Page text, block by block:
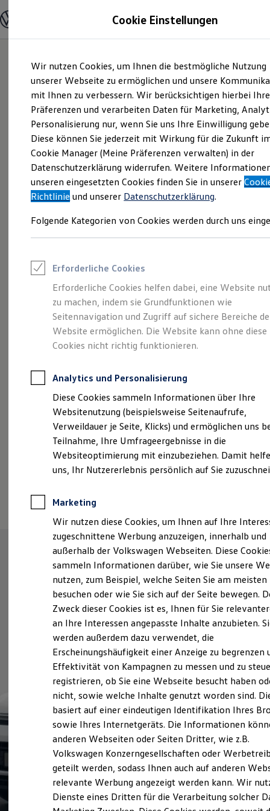
Hauptinhalt
springen
Footer
springen
Modelle und Konfigurator
Modelle vergleichen
Elektroautos
ENERGY Sondermodelle
Nutzfahrzeuge
SUV und CUV
Familienautos
Kombis
Kompaktwagen
Sportwagen
Schnell verfügbare Fahrzeuge
Angebote und Produkte
Aktuelle Angebote
E-Auto-Förderung
Volkswagen Marktplatz
Junge Gebrauchtwagen und Gebrauchtwagen
Saisonangebote
Leasing
Leasing-Angebote
Gebrauchtwagen Leasing
Junge Gebrauchtwagen-Leasing
Elektroauto Leasing
Kleinwagen-Leasing
Leasing ohne Anzahlung
Autokredit mit Schlussrate
Versicherungen und Garantien
Kfz-Versicherung
Restschuldversicherungen
Garantien
Wartungsverträge
Geschäftskunden
Professional Class bei Volkswagen
Großkunden
Behörden
Anpfiff zum Gewinn
Elektroautos
ID. Tutorials
Elektrofahrzeugkonzepte
Reichweite
Reichweite der ID. Modelle
Reichweite im Winter
Laden
Laden unterwegs
Laden Zuhause
Ladezeitensimulator
Batterie
Sicherheit
Garantie und Lebensdauer
Nachhaltigkeit
Technologie
Kosten und Kauf
Verbrauchskosten
Kaufoptionen
E-Auto-Förderung
Software und Konnektivität
Die ID. Software 6
ID. Software Versionen und Updates
Digitale Extras
Schnittstellen zu Ihrem ID.
Abenteuer Leben. Der
Tiguan.
Cookie Einstellungen
Wir nutzen Cookies, um Ihnen die bestmögliche Nutzung
unserer Webseite zu ermöglichen und unsere
mit Ihnen zu verbessern. Wir berücksichtigen hierbei Ihre
Präferenzen und verarbeiten Daten für Marketing,
Personalisierung nur, wenn Sie uns Ihre Einwilligung
Diese können Sie jederzeit mit Wirkung für die Zukunft
Cookie Manager (Meine Präferenzen verwalten) in der
Datenschutzerklärung widerrufen. Weitere
unseren eingesetzten Cookies finden Sie in unserer
Richtlinie und unserer Datenschutzerklärung.
Folgende Kategorien von Cookies werden durch uns
Erforderliche Cookies
Erforderliche Cookies helfen dabei, eine Website
zu machen, indem sie Grundfunktionen wie
Seitennavigation und Zugriff auf sichere Bereiche
Website ermöglichen. Die Website kann ohne diese
Cookies nicht richtig funktionieren.
Analytics und Personalisierung
Diese Cookies sammeln Informationen über Ihre
Websitenutzung (beispielsweise Seitenaufrufe,
Verweildauer je Seite, Klicks) und ermöglichen uns
Teilnahme, Ihre Umfrageergebnisse in die
Websiteoptimierung mit einzubeziehen. Damit
uns, Ihr Nutzererlebnis persönlich auf Sie
Marketing
Wir nutzen diese Cookies, um Ihnen auf Ihre
zugeschnittene Werbung anzuzeigen, innerhalb und
außerhalb der Volkswagen Webseiten. Diese
sammeln Informationen darüber, wie Sie unsere
nutzen, zum Beispiel, welche Seiten Sie am meisten
besuchen oder wie Sie sich auf der Seite bewegen.
Zweck dieser Cookies ist es, Ihnen für Sie
an Ihre Interessen angepasste Inhalte anzubieten.
werden außerdem dazu verwendet, die
Erscheinungshäufigkeit einer Anzeige zu begrenzen
Effektivität von Kampagnen zu messen und zu
registrieren, ob Sie eine Webseite besucht haben
nicht, sowie welche Inhalte genutzt worden sind.
basiert auf einer eindeutigen Identifikation Ihres
sowie Ihres Internetgeräts. Die Informationen
anderen Webseiten oder Seiten Dritter, wie z.B.
Volkswagen Konzerngesellschaften oder
geteilt werden, sodass Ihnen auch auf anderen
relevante Werbung angezeigt werden kann. Wir
Dienste eines Dritten für die Verarbeitung solcher